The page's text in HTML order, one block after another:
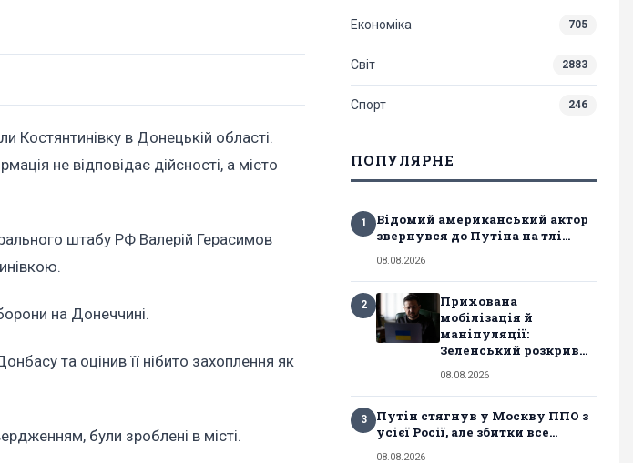
Костянтинівку в Донецькій області.
не відповідає дійсності, а місто
штабу РФ Валерій Герасимов
на Донеччині.
та оцінив її нібито захоплення як
були зроблені в місті.
Економіка 705
Світ 2883
Спорт 246
ПОПУЛЯРНЕ
1
Відомий американський актор
звернувся до Путіна на тлі...
08.08.2026
2
Прихована
мобілізація й
маніпуляції:
Зеленський розкрив...
08.08.2026
3
Путін стягнув у Москву ППО з
усієї Росії, але збитки все...
08.08.2026